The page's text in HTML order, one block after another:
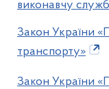
виконавчу
Закон України
транспорту»
Закон України